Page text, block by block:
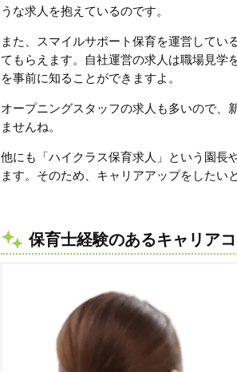
うな求人を抱えているのです。
また、スマイルサポート保育を運営してい
てもらえます。自社運営の求人は職場見学
を事前に知ることができますよ。
オープニングスタッフの求人も多いので、
ませんね。
他にも「ハイクラス保育求人」という園長
ます。そのため、キャリアアップをしたい
保育士経験のあるキャリア